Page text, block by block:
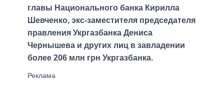
главы Национального банка Кирилла
Шевченко, экс-заместителя председателя
правления Укргазбанка Дениса
Чернышева и других лиц в завладении
более 206 млн грн Укргазбанка.